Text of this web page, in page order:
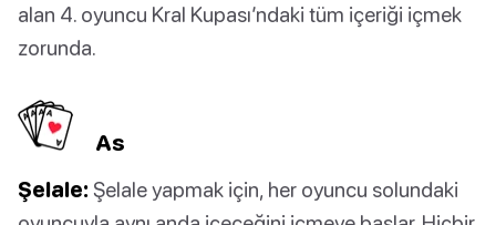
alan 4. oyuncu Kral Kupası’ndaki tüm içeriği içmek
zorunda.
As
Şelale: Şelale yapmak için, her oyuncu solundaki